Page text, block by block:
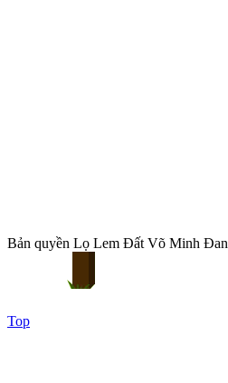
Bản quyền Lọ Lem Đất Võ Minh Đan
Top